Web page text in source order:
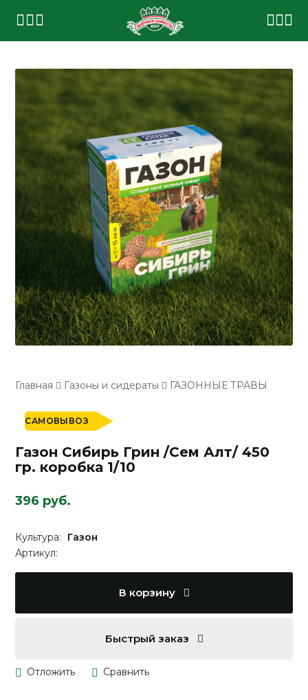
Главная Газоны и сидераты ГАЗОННЫЕ ТРАВЫ
САМОВЫВОЗ
Газон Сибирь Грин /Сем Алт/ 450
гр. коробка 1/10
396 руб.
Культура:
Газон
Артикул:
В корзину
Быстрый заказ